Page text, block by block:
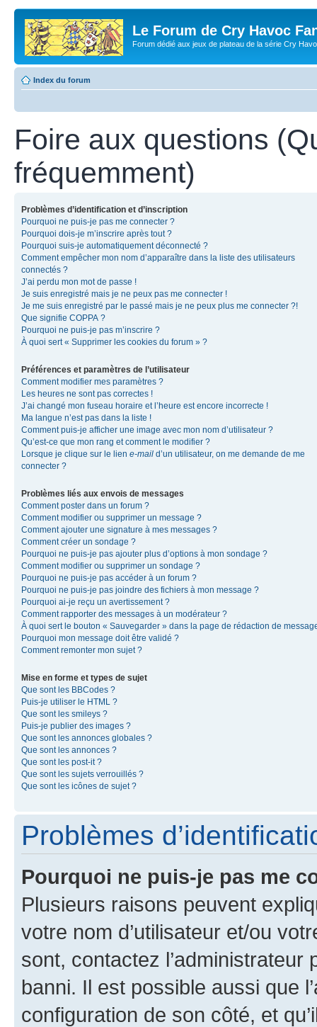
Le Forum de Cry Havoc
Forum dédié aux jeux de plateau de la série Cry
Index du forum
Foire aux questions
fréquemment)
Problèmes d’identification et d’inscription
Pourquoi ne puis-je pas me connecter ?
Pourquoi dois-je m’inscrire après tout ?
Pourquoi suis-je automatiquement déconnecté ?
Comment empêcher mon nom d’apparaître dans la liste des utilisateurs
connectés ?
J’ai perdu mon mot de passe !
Je suis enregistré mais je ne peux pas me connecter !
Je me suis enregistré par le passé mais je ne peux plus me connecter ?!
Que signifie COPPA ?
Pourquoi ne puis-je pas m’inscrire ?
À quoi sert « Supprimer les cookies du forum » ?
Préférences et paramètres de l’utilisateur
Comment modifier mes paramètres ?
Les heures ne sont pas correctes !
J’ai changé mon fuseau horaire et l’heure est encore incorrecte !
Ma langue n’est pas dans la liste !
Comment puis-je afficher une image avec mon nom d’utilisateur ?
Qu’est-ce que mon rang et comment le modifier ?
Lorsque je clique sur le lien e-mail d’un utilisateur, on me demande de me
connecter ?
Problèmes liés aux envois de messages
Comment poster dans un forum ?
Comment modifier ou supprimer un message ?
Comment ajouter une signature à mes messages ?
Comment créer un sondage ?
Pourquoi ne puis-je pas ajouter plus d’options à mon sondage ?
Comment modifier ou supprimer un sondage ?
Pourquoi ne puis-je pas accéder à un forum ?
Pourquoi ne puis-je pas joindre des fichiers à mon message ?
Pourquoi ai-je reçu un avertissement ?
Comment rapporter des messages à un modérateur ?
À quoi sert le bouton « Sauvegarder » dans la page de rédaction de
Pourquoi mon message doit être validé ?
Comment remonter mon sujet ?
Mise en forme et types de sujet
Que sont les BBCodes ?
Puis-je utiliser le HTML ?
Que sont les smileys ?
Puis-je publier des images ?
Que sont les annonces globales ?
Que sont les annonces ?
Que sont les post-it ?
Que sont les sujets verrouillés ?
Que sont les icônes de sujet ?
Problèmes
Pourquoi ne puis-je pas me
Plusieurs raisons peuvent
votre nom d’utilisateur et/ou
sont, contactez l’administrateur
banni. Il est possible aussi que
configuration de son côté, et